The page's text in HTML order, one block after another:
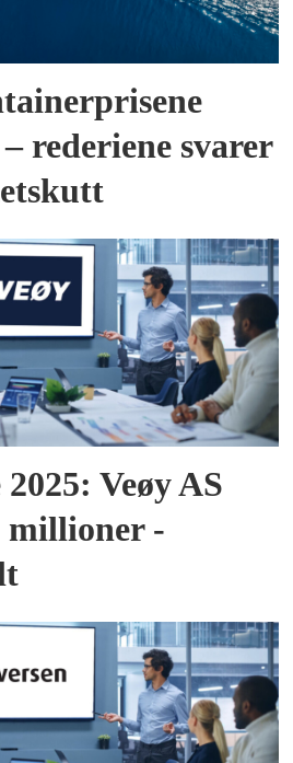
rederiene svarer
Veøy AS
millioner -